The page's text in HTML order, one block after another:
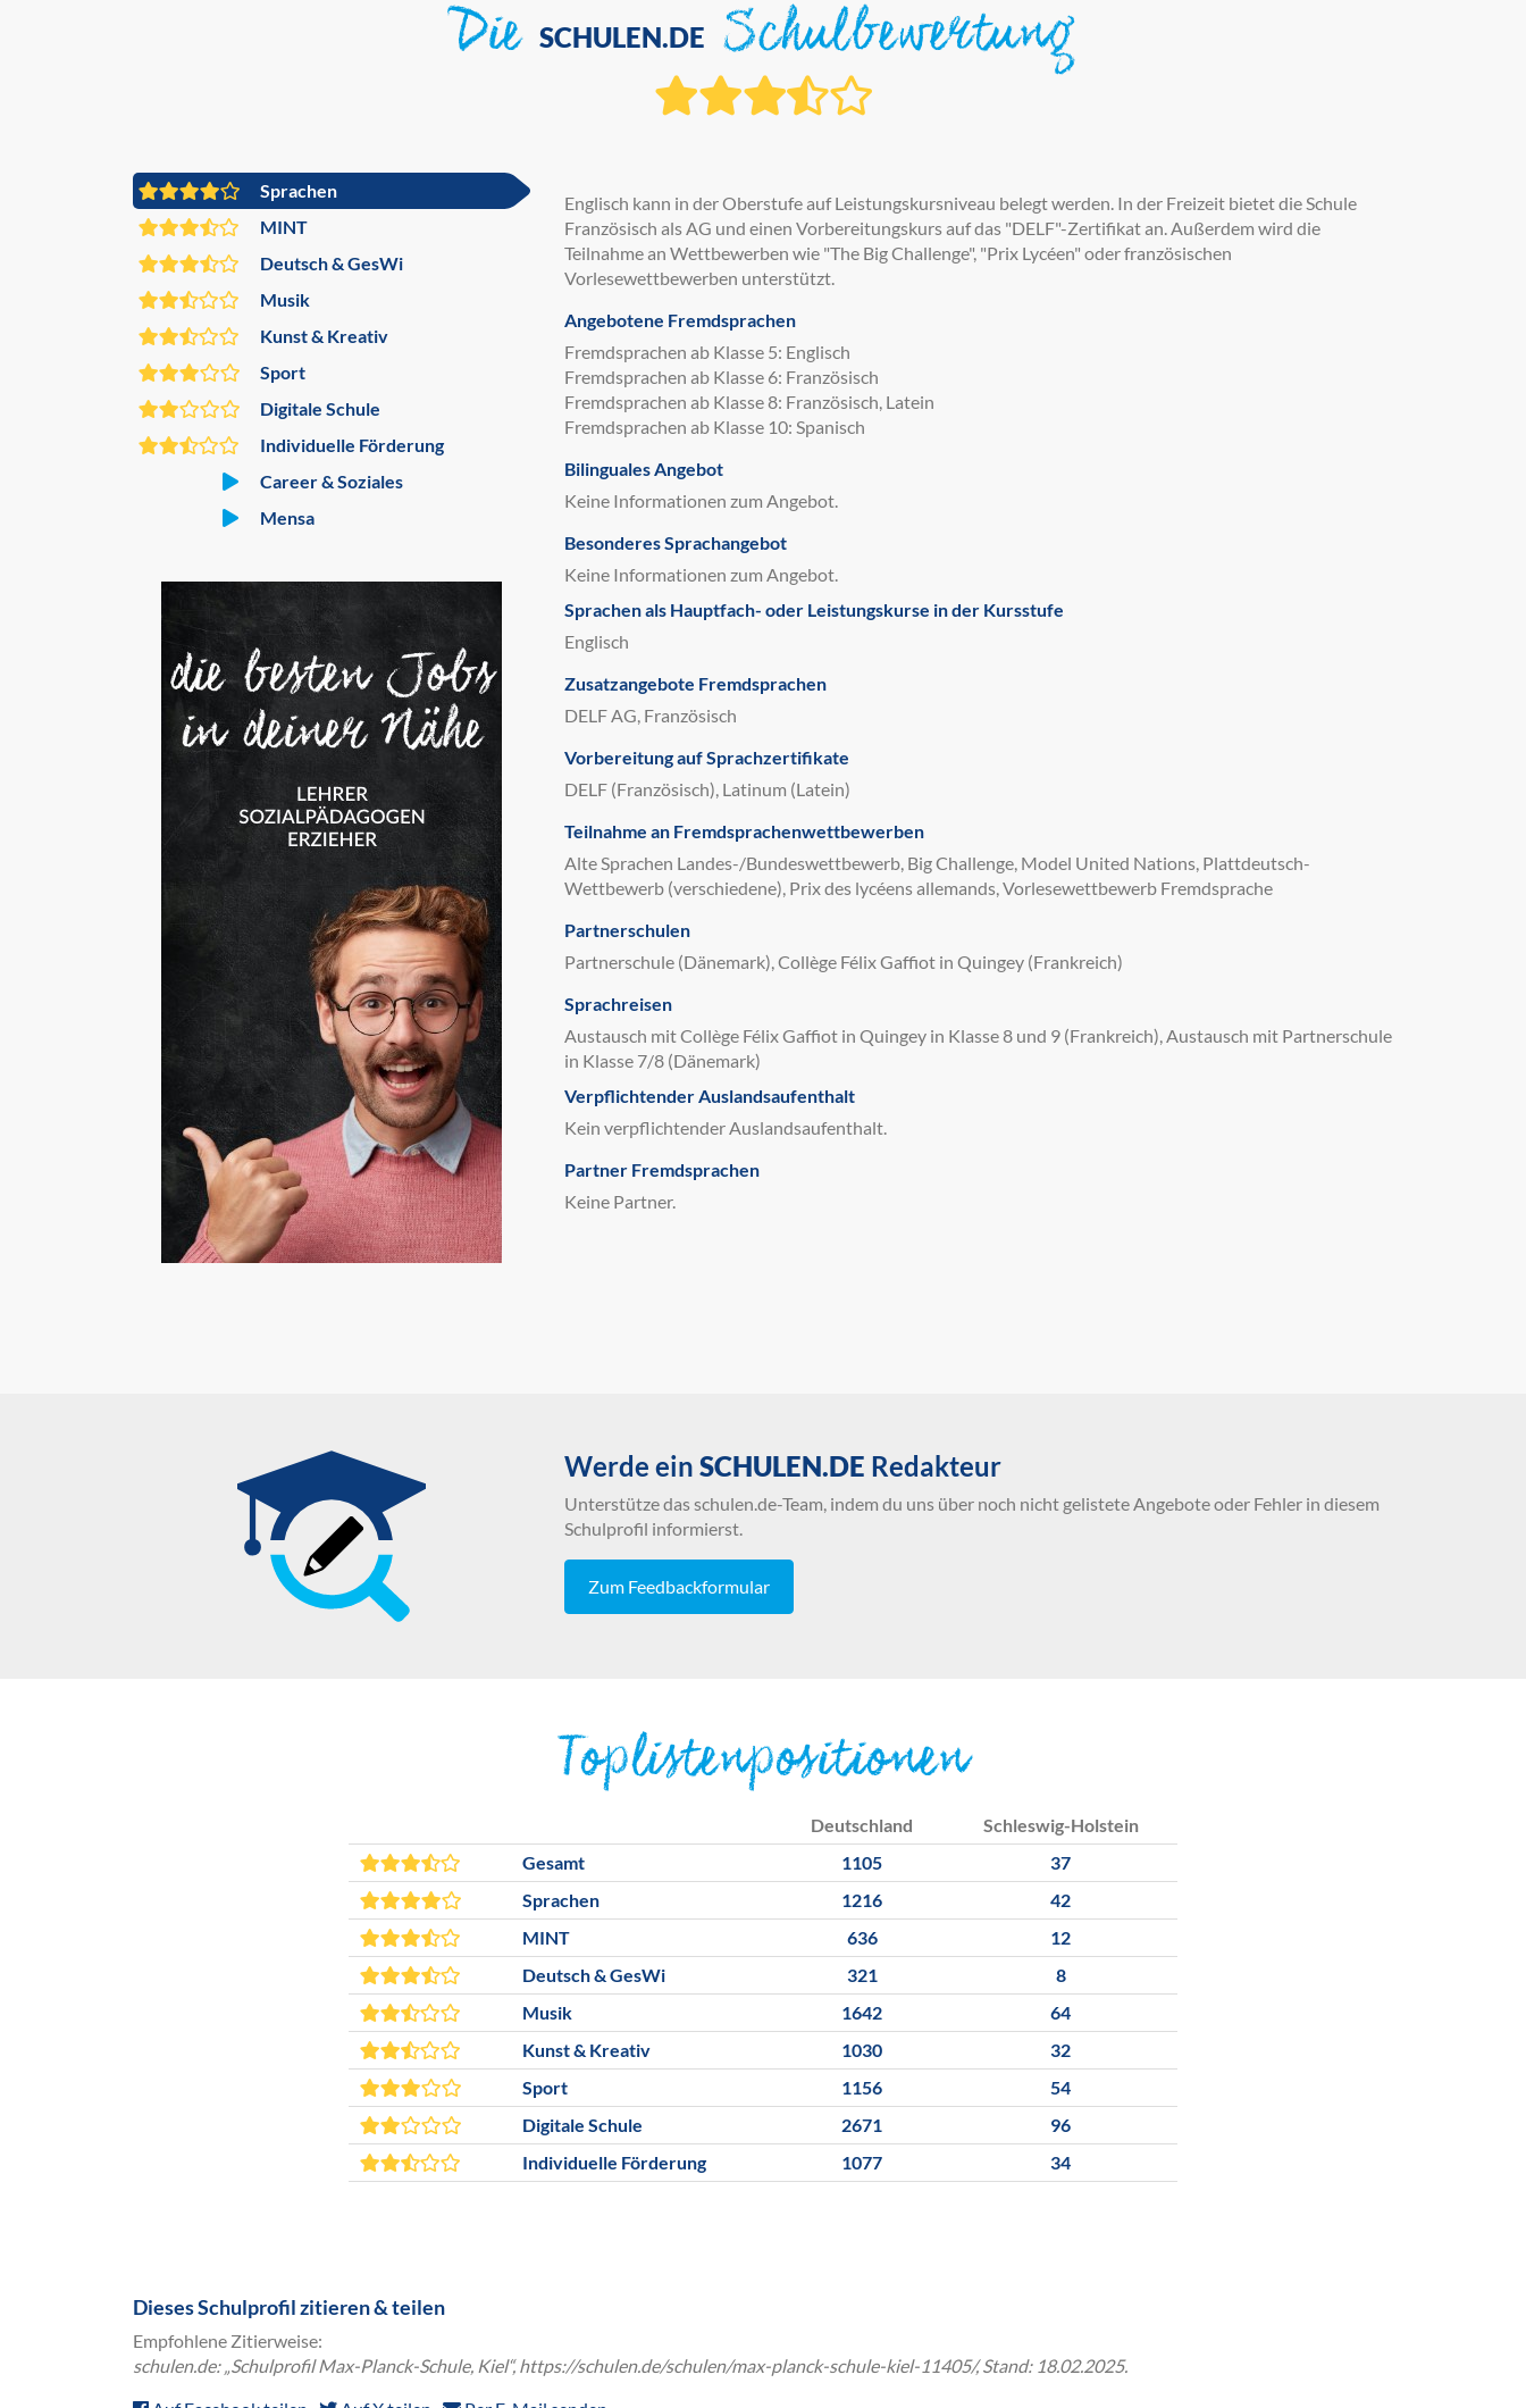
Die SCHULEN.DE Schulbewertung
Sprachen
MINT
Deutsch & GesWi
Musik
Kunst & Kreativ
Sport
Digitale Schule
Individuelle Förderung
Career & Soziales
Mensa
Englisch kann in der Oberstufe auf Leistungskursniveau belegt werden. In der Freizeit bietet die Schule
Französisch als AG und einen Vorbereitungskurs auf das "DELF"-Zertifikat an. Außerdem wird die
Teilnahme an Wettbewerben wie "The Big Challenge", "Prix Lycéen" oder französischen
Vorlesewettbewerben unterstützt.
Angebotene Fremdsprachen
Fremdsprachen ab Klasse 5: Englisch
Fremdsprachen ab Klasse 6: Französisch
Fremdsprachen ab Klasse 8: Französisch, Latein
Fremdsprachen ab Klasse 10: Spanisch
Bilinguales Angebot
Keine Informationen zum Angebot.
Besonderes Sprachangebot
Keine Informationen zum Angebot.
Sprachen als Hauptfach- oder Leistungskurse in der Kursstufe
Englisch
Zusatzangebote Fremdsprachen
DELF AG, Französisch
Vorbereitung auf Sprachzertifikate
DELF (Französisch), Latinum (Latein)
Teilnahme an Fremdsprachenwettbewerben
Alte Sprachen Landes-/Bundeswettbewerb, Big Challenge, Model United Nations, Plattdeutsch-
Wettbewerb (verschiedene), Prix des lycéens allemands, Vorlesewettbewerb Fremdsprache
Partnerschulen
Partnerschule (Dänemark), Collège Félix Gaffiot in Quingey (Frankreich)
Sprachreisen
Austausch mit Collège Félix Gaffiot in Quingey in Klasse 8 und 9 (Frankreich), Austausch mit Partnerschule
in Klasse 7/8 (Dänemark)
Verpflichtender Auslandsaufenthalt
Kein verpflichtender Auslandsaufenthalt.
Partner Fremdsprachen
Keine Partner.
Werde ein SCHULEN.DE Redakteur
Unterstütze das schulen.de-Team, indem du uns über noch nicht gelistete Angebote oder Fehler in diesem
Schulprofil informierst.
Zum Feedbackformular
Toplistenpositionen
Deutschland
Schleswig-Holstein
Gesamt
1105
37
Sprachen
1216
42
MINT
636
12
Deutsch & GesWi
321
8
Musik
1642
64
Kunst & Kreativ
1030
32
Sport
1156
54
Digitale Schule
2671
96
Individuelle Förderung
1077 34
Dieses Schulprofil zitieren & teilen
Empfohlene Zitierweise:
schulen.de: „Schulprofil Max-Planck-Schule, Kiel“, https://schulen.de/schulen/max-planck-schule-kiel-11405/, Stand: 18.02.2025.